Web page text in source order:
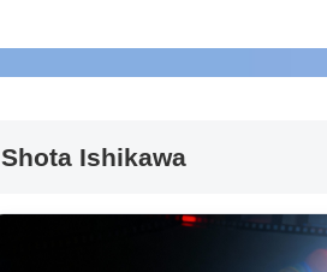
Shota Ishikawa